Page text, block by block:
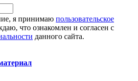
я принимаю пользовательское
что ознакомлен и согласен с
данного сайта.